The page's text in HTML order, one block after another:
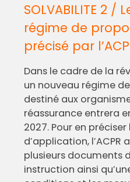
SOLVABILITE 2 /
régime de
précisé par
Dans le cadre de la
un nouveau régime
destiné aux
réassurance entrera
2027. Pour en
d’application,
plusieurs documents
instruction ainsi